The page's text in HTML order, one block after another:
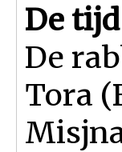
De
De
Tora